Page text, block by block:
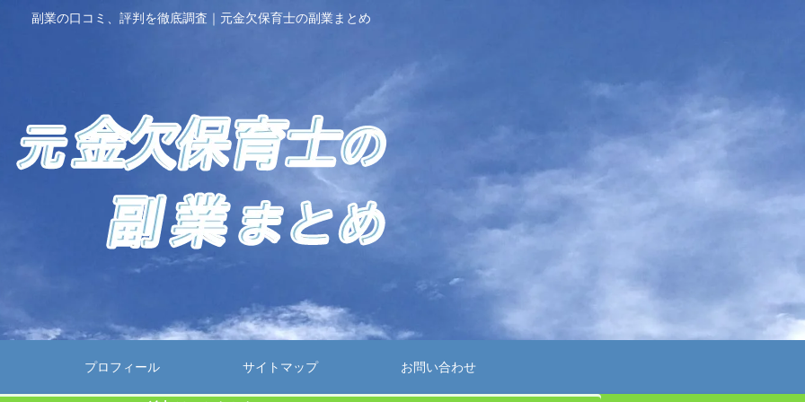
副業の口コミ、評判を徹底調査｜元金欠保育士の副業まとめ
プロフィール サイトマップ お問い合わせ